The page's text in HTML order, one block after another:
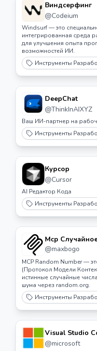
Виндсерфинг
@Codeium
Windsurf — это
интегрированная среда
для улучшения опыта
возможностей ИИ.
Инструменты
DeepChat
@ThinkInAIXYZ
Ваш ИИ-партнер на
Инструменты
Курсор
@Cursor
AI Редактор Кода
Инструменты
Mcp
@maxbogo
MCP Random Number —
(Протокол Модели
истинные случайные
шума через random.org.
Инструменты
Visual Studio
исходный код
@microsoft